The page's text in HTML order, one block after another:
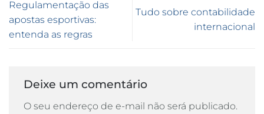
Regulamentação das
apostas esportivas:
entenda as regras
Tudo sobre contabilidade
internacional
Deixe um comentário
O seu endereço de e-mail não será publicado.